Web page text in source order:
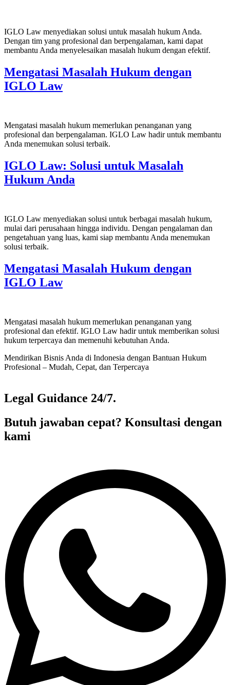
IGLO Law menyediakan solusi untuk masalah hukum Anda.
Dengan tim yang profesional dan berpengalaman, kami dapat
membantu Anda menyelesaikan masalah hukum dengan efektif.
Mengatasi Masalah Hukum dengan
IGLO Law
Mengatasi masalah hukum memerlukan penanganan yang
profesional dan berpengalaman. IGLO Law hadir untuk membantu
Anda menemukan solusi terbaik.
IGLO Law: Solusi untuk Masalah
Hukum Anda
IGLO Law menyediakan solusi untuk berbagai masalah hukum,
mulai dari perusahaan hingga individu. Dengan pengalaman dan
pengetahuan yang luas, kami siap membantu Anda menemukan
solusi terbaik.
Mengatasi Masalah Hukum dengan
IGLO Law
Mengatasi masalah hukum memerlukan penanganan yang
profesional dan efektif. IGLO Law hadir untuk memberikan solusi
hukum terpercaya dan memenuhi kebutuhan Anda.
Mendirikan Bisnis Anda di Indonesia dengan Bantuan Hukum
Profesional – Mudah, Cepat, dan Terpercaya
Legal Guidance 24/7.
Butuh jawaban cepat? Konsultasi dengan
kami